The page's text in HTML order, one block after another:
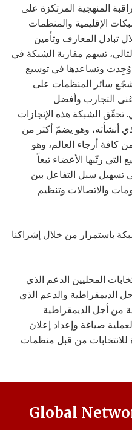
المنهجية المرتكزة على
الإقليمية والمنظمات
تبادل المعارف وتأمين
تسهم مقاربة الشبكة في
وُجِدت وتساعدها في توسيع
سائر المنظمات على
التجارب وأفضل
الشبكة هذه الإنجازات
أنشأته، وهو يضمّ أكثر من
أرجاء العالم، وهو
رتّبها الأعضاء تبعاً
تسهيل سبل التفاعل بين
والاتصالات وتنظيم
باستمرار من خلال إشراكنا
المحليين الدعم الذي
الديمقراطية والدعم الذي
من أجل الديمقراطية
لعملية صياغة وإعداد إعلان
للانتخابات من قبل منظمات
Global